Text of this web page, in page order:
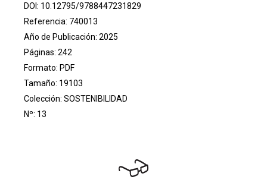
DOI: 10.12795/9788447231829
Referencia: 740013
Año de Publicación: 2025
Páginas: 242
Formato: PDF
Tamaño: 19103
Colección: SOSTENIBILIDAD
Nº: 13